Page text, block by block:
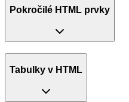
Pokročilé HTML prvky
Tabulky v HTML